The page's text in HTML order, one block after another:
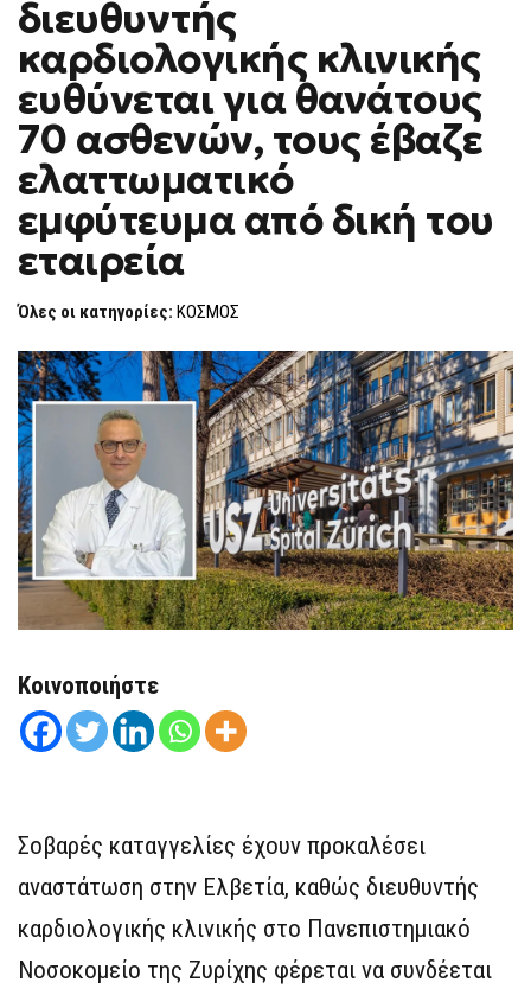
ΔΙΕΥΘΥΝΤΉΣ
ΚΑΡΔΙΟΛΟΓΙΚΉΣ
ΚΛΙΝΙΚΉΣ
ΕΥΘΎΝΕΤΑΙ
ΓΙΑ
ΘΑΝΆΤΟΥΣ
70
ΑΣΘΕΝΏΝ,
ΤΟΥΣ
ΈΒΑΖΕ
ΕΛΑΤΤΩΜΑΤΙΚΌ
ΕΜΦΎΤΕΥΜΑ
ΑΠΌ
διευθυντής
καρδιολογικής κλινικής
ευθύνεται για θανάτους
70 ασθενών, τους έβαζε
ελαττωματικό
εμφύτευμα από δική του
εταιρεία
Όλες οι κατηγορίες: ΚΟΣΜΟΣ
Κοινοποιήστε
Σοβαρές καταγγελίες έχουν προκαλέσει
αναστάτωση στην Ελβετία, καθώς διευθυντής
καρδιολογικής κλινικής στο Πανεπιστημιακό
Νοσοκομείο της Ζυρίχης φέρεται να συνδέεται